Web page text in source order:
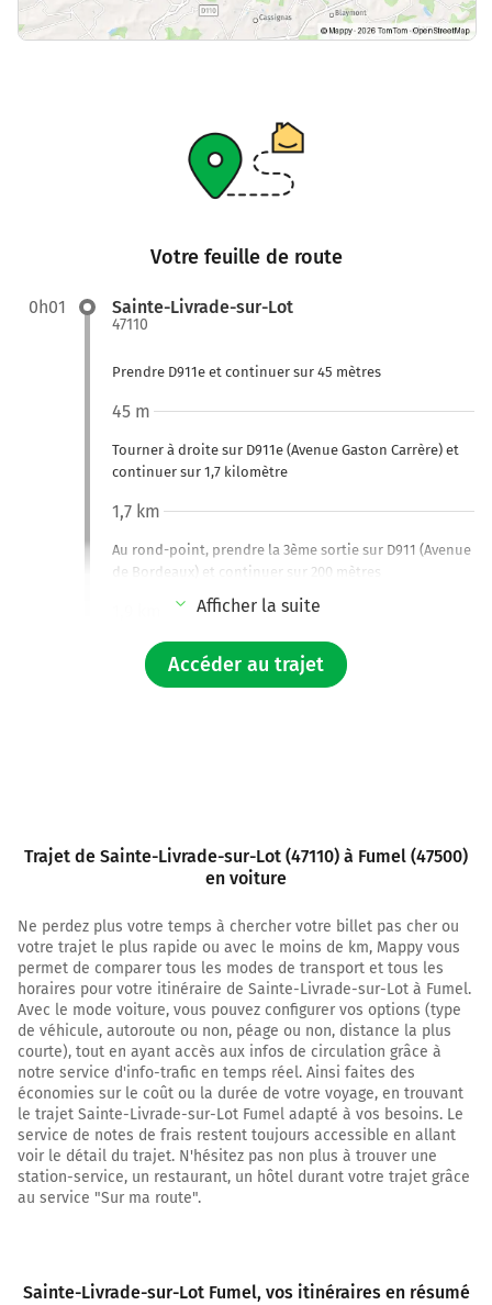
Votre feuille de route
0h01 Sainte-Livrade-sur-Lot
47110
Prendre D911e et continuer sur 45 mètres
Tourner à droite sur D911e (Avenue Gaston Carrère) et
continuer sur 1,7 kilomètre
45 m
Au rond-point, prendre la 3ème sortie sur D911 (Avenue
de Bordeaux) et continuer sur 200 mètres
1,7 km
Continuer D911 (Avenue de Bordeaux) sur 1,5 kilomètre
3,4 km
de Bordeaux) et continuer sur 800 mètres
Au rond-point, prendre la 2ème sortie sur D911 (Avenue
de Bordeaux) et continuer sur 650 mètres
Au rond-point, prendre la 3ème sortie sur D911 (Avenue
de Bordeaux) et continuer sur 650 mètres
6,3 km
Au rond-point, prendre la 1ère sortie sur D911 (Avenue
de Bordeaux) et continuer sur 450 mètres
7,0 km
7,5 km
8,0 km
Afficher la suite
Accéder au trajet
Trajet de Sainte-Livrade-sur-Lot (47110) à Fumel (47500)
en voiture
Ne perdez plus votre temps à chercher votre billet pas cher ou
votre trajet le plus rapide ou avec le moins de km, Mappy vous
permet de comparer tous les modes de transport et tous les
horaires pour votre itinéraire de Sainte-Livrade-sur-Lot à Fumel.
Avec le mode voiture, vous pouvez configurer vos options (type
de véhicule, autoroute ou non, péage ou non, distance la plus
courte), tout en ayant accès aux infos de circulation grâce à
notre service d'info-trafic en temps réel. Ainsi faites des
économies sur le coût ou la durée de votre voyage, en trouvant
le trajet Sainte-Livrade-sur-Lot Fumel adapté à vos besoins. Le
service de notes de frais restent toujours accessible en allant
voir le détail du trajet. N'hésitez pas non plus à trouver une
station-service, un restaurant, un hôtel durant votre trajet grâce
au service "Sur ma route".
Sainte-Livrade-sur-Lot Fumel, vos itinéraires en résumé